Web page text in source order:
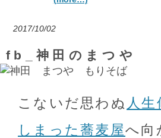
2017/10/02
fb_神田のまつや
こないだ思わぬ 人
しまった蕎麦屋へ向